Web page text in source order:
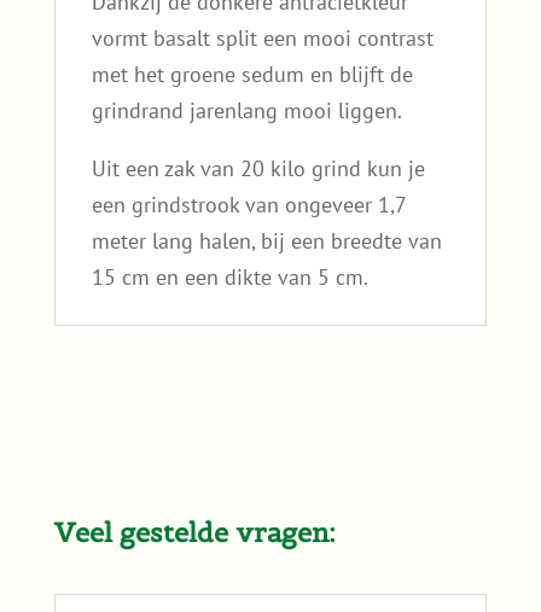
vormt basalt split een mooi contrast
met het groene sedum en blijft de
grindrand jarenlang mooi liggen.
Uit een zak van 20 kilo grind kun je
een grindstrook van ongeveer 1,7
meter lang halen, bij een breedte van
15 cm en een dikte van 5 cm.
Veel gestelde vragen: